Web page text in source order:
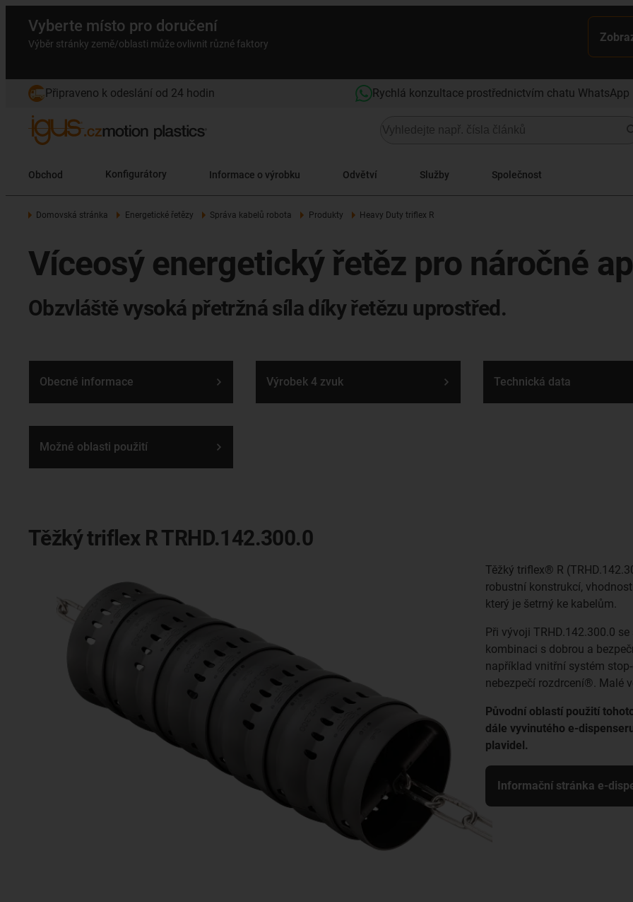
Vyberte místo pro doručení
Výběr stránky země/oblasti může ovlivnit různé faktory
Připraveno k odeslání od 24 hodin Rychlá konzultace prostřednictvím chatu WhatsApp
Obchod Konfigurátory Informace o výrobku Odvětví Služby Společnost
Domovská stránka Energetické řetězy Správa kabelů robota Produkty Heavy Duty triflex R
Víceosý energetický řetěz pro náročné
Obzvláště vysoká přetržná síla díky řetězu uprostřed.
Obecné informace Výrobek 4 zvuk Technická data
Možné oblasti použití
Těžký triflex R TRHD.142.300.0
Těžký triflex® R
robustní konstrukcí,
který je šetrný ke kabelům.
Při vývoji TRHD.142.300.0
kombinaci s dobrou a
například vnitřní systém
nebezpečí rozdrcení®. Malé
Původní oblastí použití
dále vyvinutého e-
plavidel.
Informační stránka e-